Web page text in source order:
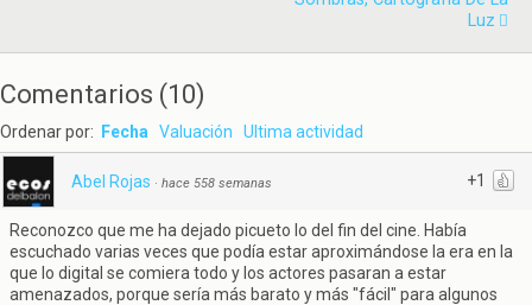
Luz
Comentarios (10)
Ordenar por: Fecha Valuación Ultima actividad
+1
Abel Rojas · hace 558 semanas
Reconozco que me ha dejado picueto lo del fin del cine. Había
escuchado varias veces que podía estar aproximándose la era en la
que lo digital se comiera todo y los actores pasaran a estar
amenazados, porque sería más barato y más "fácil" para algunos